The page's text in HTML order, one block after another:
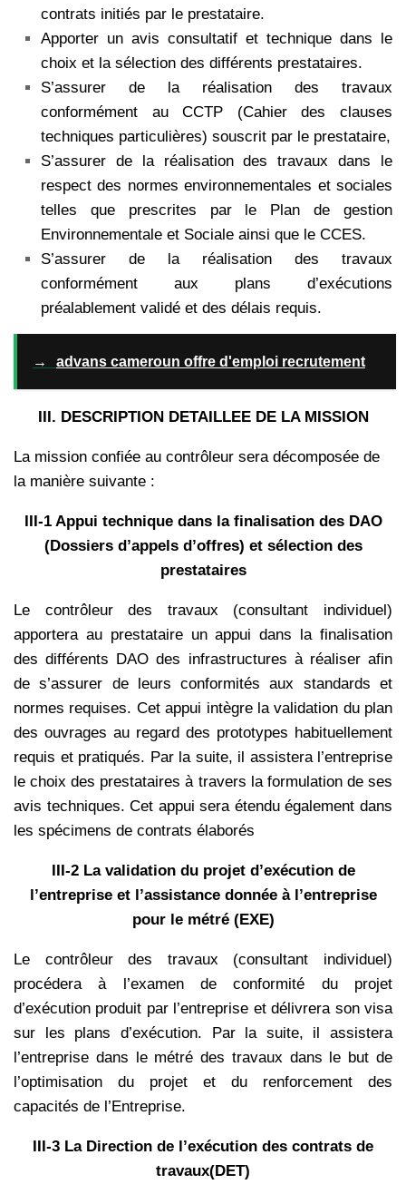
contrats initiés par le prestataire.
Apporter un avis consultatif et technique dans le
choix et la sélection des différents prestataires.
S’assurer de la réalisation des travaux
conformément au CCTP (Cahier des clauses
techniques particulières) souscrit par le prestataire,
S’assurer de la réalisation des travaux dans le
respect des normes environnementales et sociales
telles que prescrites par le Plan de gestion
Environnementale et Sociale ainsi que le CCES.
S’assurer de la réalisation des travaux
conformément aux plans d’exécutions
préalablement validé et des délais requis.
→ advans cameroun offre d'emploi recrutement
III. DESCRIPTION DETAILLEE DE LA MISSION
La mission confiée au contrôleur sera décomposée de
la manière suivante :
III-1 Appui technique dans la finalisation des DAO
(Dossiers d’appels d’offres) et sélection des
prestataires
Le contrôleur des travaux (consultant individuel)
apportera au prestataire un appui dans la finalisation
des différents DAO des infrastructures à réaliser afin
de s’assurer de leurs conformités aux standards et
normes requises. Cet appui intègre la validation du plan
des ouvrages au regard des prototypes habituellement
requis et pratiqués. Par la suite, il assistera l’entreprise
le choix des prestataires à travers la formulation de ses
avis techniques. Cet appui sera étendu également dans
les spécimens de contrats élaborés
III-2 La validation du projet d’exécution de
l’entreprise et l’assistance donnée à l’entreprise
pour le métré (EXE)
Le contrôleur des travaux (consultant individuel)
procédera à l’examen de conformité du projet
d’exécution produit par l’entreprise et délivrera son visa
sur les plans d’exécution. Par la suite, il assistera
l’entreprise dans le métré des travaux dans le but de
l’optimisation du projet et du renforcement des
capacités de l’Entreprise.
III-3 La Direction de l’exécution des contrats de
travaux(DET)